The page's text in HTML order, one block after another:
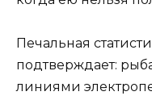
Печальная
подтверждает:
линиями